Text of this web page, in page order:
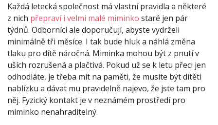
Každá letecká společnost má vlastní pravidla a některé
z nich přepraví i velmi malé miminko staré jen pár
týdnů. Odborníci ale doporučují, abyste vydrželi
minimálně tři měsíce. I tak bude hluk a náhlá změna
tlaku pro dítě náročná. Miminka mohou být z pnutí v
uších rozrušená a plačtivá. Pokud už se k letu přeci jen
odhodláte, je třeba mít na paměti, že musíte být dítěti
nablízku a dávat mu pravidelně najevo, že jste tam pro
něj. Fyzický kontakt je v neznámém prostředí pro
miminko nenahraditelný.